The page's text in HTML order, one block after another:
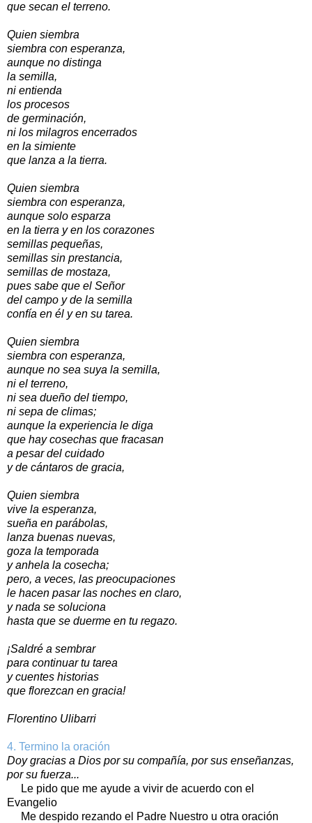
que secan el terreno.
Quien siembra
siembra con esperanza,
aunque no distinga
la semilla,
ni entienda
los procesos
de germinación,
ni los milagros encerrados
en la simiente
que lanza a la tierra.
Quien siembra
siembra con esperanza,
aunque solo esparza
en la tierra y en los corazones
semillas pequeñas,
semillas sin prestancia,
semillas de mostaza,
pues sabe que el Señor
del campo y de la semilla
confía en él y en su tarea.
Quien siembra
siembra con esperanza,
aunque no sea suya la semilla,
ni el terreno,
ni sea dueño del tiempo,
ni sepa de climas;
aunque la experiencia le diga
que hay cosechas que fracasan
a pesar del cuidado
y de cántaros de gracia,
Quien siembra
vive la esperanza,
sueña en parábolas,
lanza buenas nuevas,
goza la temporada
y anhela la cosecha;
pero, a veces, las preocupaciones
le hacen pasar las noches en claro,
y nada se soluciona
hasta que se duerme en tu regazo.
¡Saldré a sembrar
para continuar tu tarea
y cuentes historias
que florezcan en gracia!
Florentino Ulibarri
4. Termino la oración
Doy gracias a Dios por su compañía, por sus enseñanzas,
por su fuerza...
Le pido que me ayude a vivir de acuerdo con el
Evangelio
Me despido rezando el Padre Nuestro u otra oración